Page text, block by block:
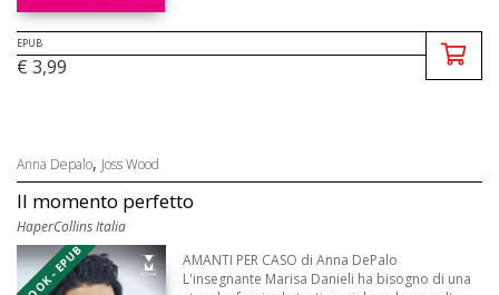
EPUB
€ 3,99
Anna Depalo, Joss Wood
Il momento perfetto
HaperCollins Italia
EBOOK - EPUB
AMANTI PER CASO di Anna DePalo
L'insegnante Marisa Danieli ha bisogno di una